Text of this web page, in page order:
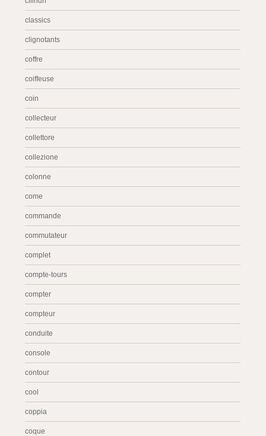
classics
clignotants
coffre
coiffeuse
coin
collecteur
collettore
collezione
colonne
come
commande
commutateur
complet
compte-tours
compter
compteur
conduite
console
contour
cool
coppia
coque